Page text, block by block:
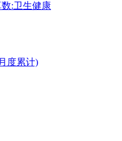
:卫生健康
度累计)